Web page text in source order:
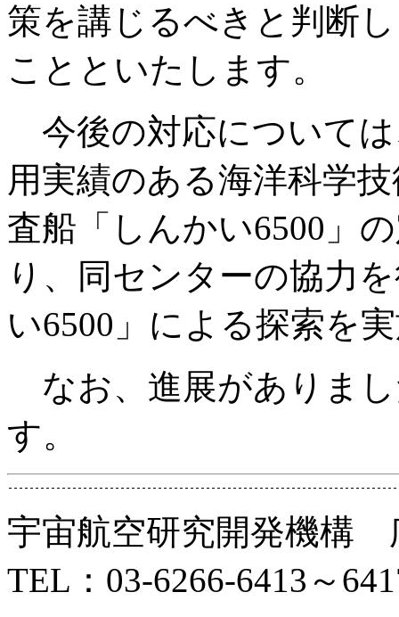
策を講じるべきと判断
ことといたします。
今後の対応については
用実績のある海洋科学
査船「しんかい6500」
り、同センターの協力
い6500」による探索を
なお、進展がありま
す。
宇宙航空研究開発機構
TEL：03-6266-6413～